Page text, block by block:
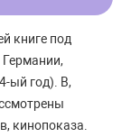
книге под
ый год). В,
кинопоказа.